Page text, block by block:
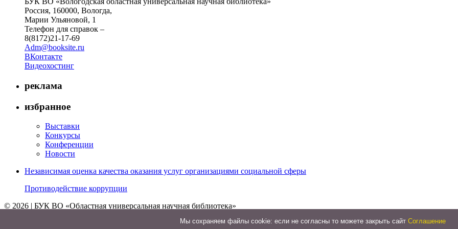
Россия, 160000, Вологда,
Марии Ульяновой, 1
Телефон для справок –
8(8172)21-17-69
Adm@booksite.ru
ВКонтакте
Видеохостинг
реклама
избранное
Выставки
Конкурсы
Конференции
Новости
Независимая оценка качества оказания услуг организациями социальной сферы
Противодействие коррупции
© 2026 | БУК ВО «Областная универсальная научная библиотека»
Мы cохраняем файлы cookie: если не согласны то можете закрыть сайт Соглашение